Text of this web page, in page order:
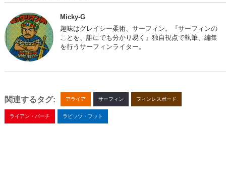
Micky-G
趣味はグレイシー柔術、サーフィン。『サーフィンの
ことを、誰にでも分かり易く』独自視点で執筆、編集
を行うサーフィンライター。
関連するタグ: アライア サーフィン フィンレスボード
ライアン・バーチ ラビッツ・フット